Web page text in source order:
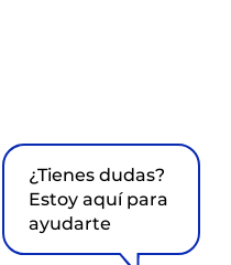
¿Tienes dudas?
Estoy aquí para
ayudarte